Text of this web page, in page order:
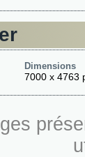
Dimensions
7000 x 4763